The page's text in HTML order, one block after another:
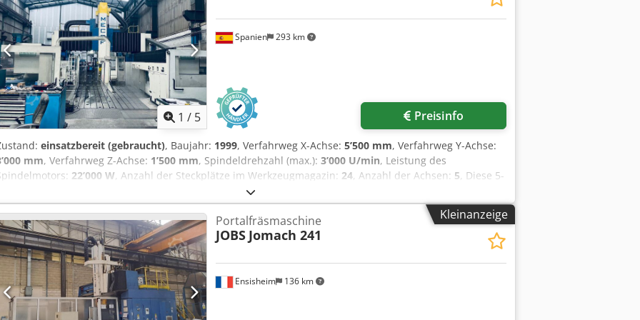
mit überragender Dynamik in der Endbearbeitung. CNC Bahnsteuerung
iTNC 530 5 gesteuerte Achsen (simultan): X/Y/Z/C/B Verfahrwege: X-Achse (Längshub) 2800
Y-Achse (Querhub) 2200 mm Z-Achse (Vertikalhub) 800 mm Maschinenlänge 12434 mm
3597 mm Maschinenhöhe 4622 mm Kühlmitteleinrichtung (kein IKZ) Späneförderer
1 / 5
Spanien 293 km
Preisinfo
einsatzbereit (gebraucht), Baujahr: 1999, Verfahrweg X-Achse: 5’500 mm, Verfahrweg Y-Achse:
mm, Verfahrweg Z-Achse: 1’500 mm, Spindeldrehzahl (max.): 3’000 U/min, Leistung des
22’000 W, Anzahl der Steckplätze im Werkzeugmagazin: 24, Anzahl der Achsen: 5, Diese 5-
Achsen-Maschine vom Typ MECOF DYNAMILL 3000L wurde 1999 hergestellt. Sie verfügt über einen
Verfahrweg von 5.500 mm in der X-Achse, 3.000 mm in der Y-Achse und 1.500 mm in
Z-Achse. Die Maschine ist mit einer leistungsstarken Spindel mit ISO-50-Kegel und einem
mit einer Kapazität von 24 Werkzeugen ausgestattet. Wenn Sie auf der Suche nach
Fräsleistungen sind, sollten Sie die von uns zum Verkauf angebotene Portalfräsmaschine
DYNAMILL 3000L in Betracht ziehen. Kontaktieren Sie uns für weitere Details. • Orthogonalkopf:
10–3.000 U/min; Leistung 22 kW; automatische Werkzeugspannung (Spannkraft 20.000 N)
• PDFTwin 15-Kopf (GAMFIOR-Elektrospindel): Drehzahlbereich 600–24.000 U/min; Motorleistung 17,5 kW;
Elektrospindel • Indexierte Positionierplattform: 360 Positionen; Drehbereich ±180°;
Kleinanzeige
Ensisheim 136 km
Portalfräsmaschine
JOBS Jomach 241